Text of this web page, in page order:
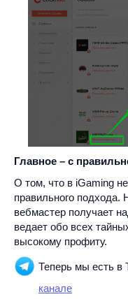
Главное – с
О том, что в iGaming
правильного подхода.
вебмастер получает
ведает обо всех
высокому профиту.
Теперь мы есть в
канале